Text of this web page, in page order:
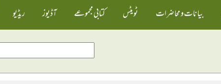
بیانات و محاضرات ٹویٹس کتابی مجموعے آڈیوز ریڈیو